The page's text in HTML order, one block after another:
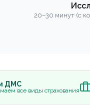
20–30 минут (с
ДМС
все виды страхования